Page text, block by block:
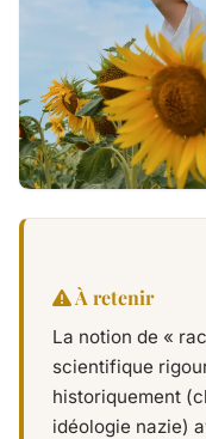
À retenir
La notion de «
scientifique
historiquement
idéologie nazie)